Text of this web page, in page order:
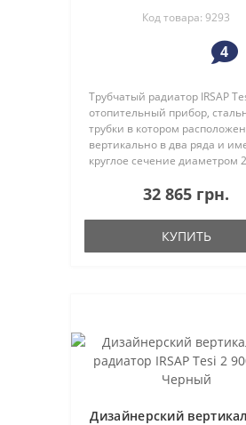
Код товара: 9293
4
Трубчатый радиатор IRSAP
отопительный прибор,
трубки в котором
вертикально в два ряда и
круглое сечение диаметром
является частью коллекции
радиаторов TESI.Модельный
32 865 грн.
КУПИТЬ
Дизайнерский